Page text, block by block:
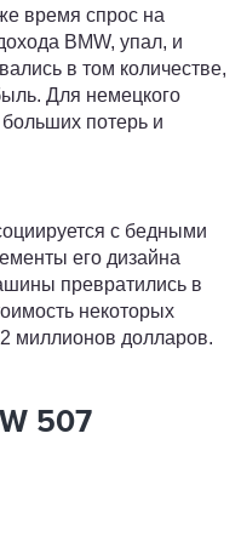
время спрос на
BMW, упал, и
в том количестве,
Для немецкого
потерь и
с бедными
его дизайна
превратились в
некоторых
миллионов долларов.
507